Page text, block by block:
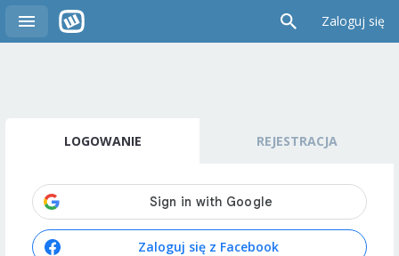
Zaloguj się
LOGOWANIE REJESTRACJA
Zaloguj się z Facebook